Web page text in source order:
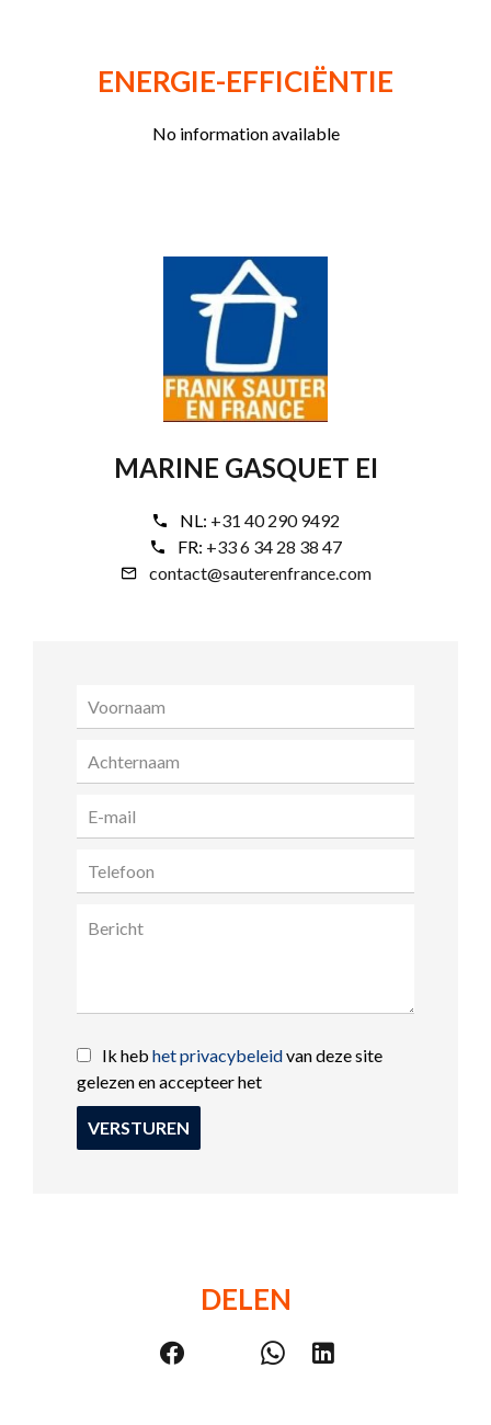
ENERGIE-EFFICIËNTIE
No information available
MARINE GASQUET EI
NL: +31 40 290 9492
FR: +33 6 34 28 38 47
contact@sauterenfrance.com
Ik heb het privacybeleidvan deze site
gelezen en accepteer het
VERSTUREN
DELEN